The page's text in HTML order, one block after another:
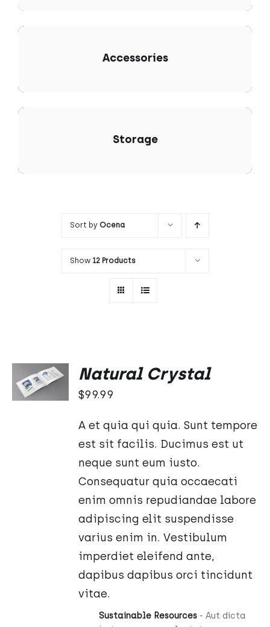
Accessories
Storage
Sort by Ocena
Show 12 Products
Oceniono
5.00na 5
DODAJ
DO
KOSZYKA
Natural Crystal
$99.99
A et quia qui quia. Sunt tempore
est sit facilis. Ducimus est ut
neque sunt eum iusto.
Consequatur quia occaecati
enim omnis repudiandae labore
adipiscing elit suspendisse
varius enim in. Vestibulum
imperdiet eleifend ante,
dapibus dapibus orci tincidunt
vitae.
Sustainable Resources- Aut dicta